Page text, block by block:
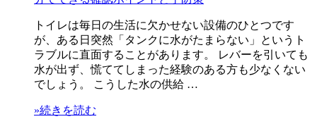
トイレは毎日の生活に欠かせない設備のひとつです
が、ある日突然「タンクに水がたまらない」というト
ラブルに直面することがあります。 レバーを引いても
水が出ず、慌ててしまった経験のある方も少なくない
でしょう。 こうした水の供給 …
»続きを読む